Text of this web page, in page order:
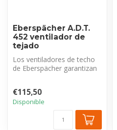
Eberspächer A.D.T.
452 ventilador de
tejado
Los ventiladores de techo
de Eberspächer garantizan
€115,50
Disponible